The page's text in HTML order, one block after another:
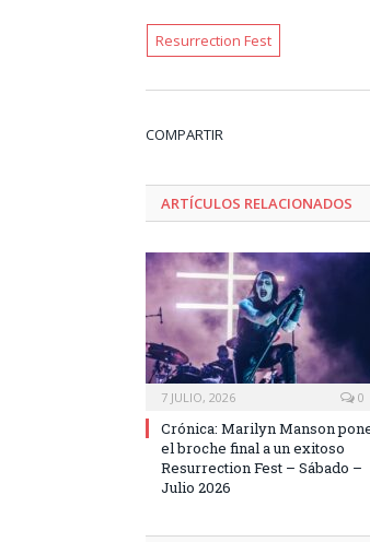
Resurrection Fest
COMPARTIR
ARTÍCULOS RELACIONADOS
7 JULIO, 2026 0
Crónica: Marilyn Manson
el broche final a un exitoso
Resurrection Fest – Sábado –
Julio 2026